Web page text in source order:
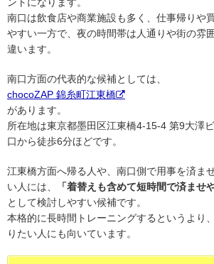
南口は飲食店や商業施設も多く、仕事帰りや
やすい一方で、夜の時間帯は人通りや街の雰
違います。
南口方面の代表的な候補としては、
chocoZAP 錦糸町江東橋
があります。
所在地は東京都墨田区江東橋4-15-4 第9大澤
口から徒歩6分ほどです。
江東橋方面へ帰る人や、南口側で用事を済ま
い人には、
「着替えも含めて短時間で済ませ
として検討しやすい候補です。
本格的に長時間トレーニングするというより
りたい人にも向いています。